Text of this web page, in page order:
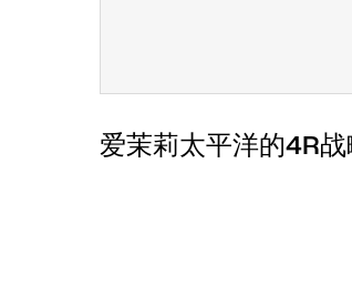
爱茉莉太平洋的4R战